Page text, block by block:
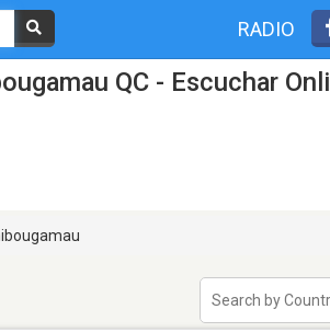
RADIO
QC - Escuchar